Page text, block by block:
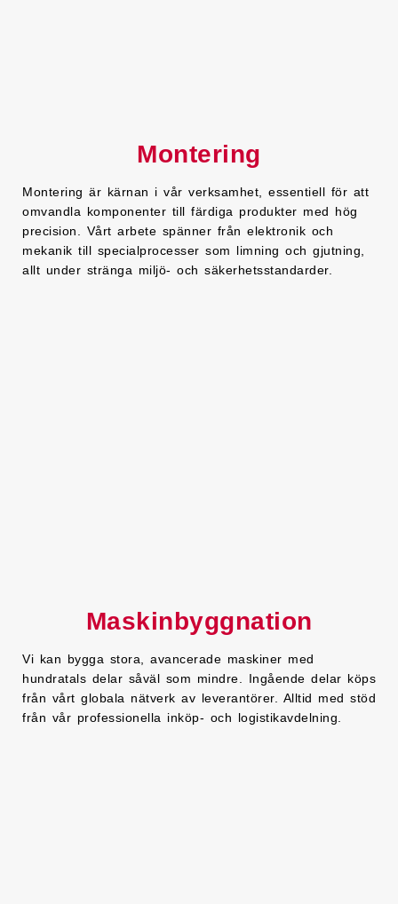
Montering
Montering är kärnan i vår verksamhet, essentiell för att
omvandla komponenter till färdiga produkter med hög
precision. Vårt arbete spänner från elektronik och
mekanik till specialprocesser som limning och gjutning,
allt under stränga miljö- och säkerhetsstandarder.
Maskinbyggnation
Vi kan bygga stora, avancerade maskiner med
hundratals delar såväl som mindre. Ingående delar köps
från vårt globala nätverk av leverantörer. Alltid med stöd
från vår professionella inköp- och logistikavdelning.